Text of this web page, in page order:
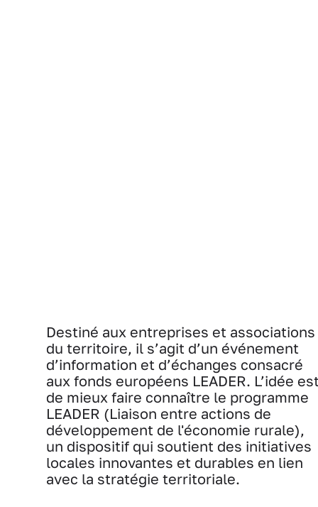
Destiné aux entreprises et associations
du territoire, il s’agit d’un événement
d’information et d’échanges consacré
aux fonds européens LEADER. L’idée
de mieux faire connaître le programme
LEADER (Liaison entre actions de
développement de l'économie rurale),
un dispositif qui soutient des initiatives
locales innovantes et durables en lien
avec la stratégie territoriale.